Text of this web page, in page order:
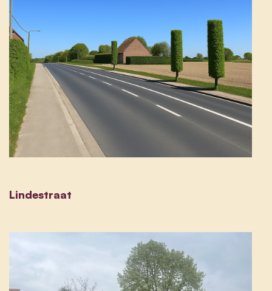
Lindestraat